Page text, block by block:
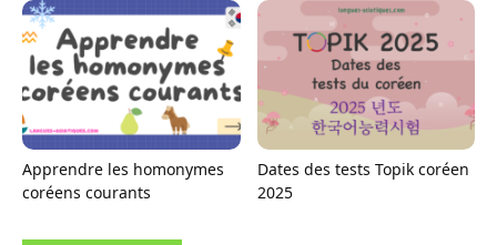
Apprendre les homonymes
coréens courants
Dates des tests Topik coréen
2025